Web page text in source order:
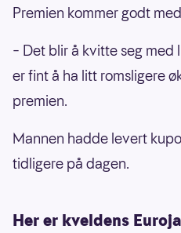
Premien kommer godt
– Det blir å kvitte seg
er fint å ha litt romsligere
premien.
Mannen hadde levert
tidligere på dagen.
Her er kveldens